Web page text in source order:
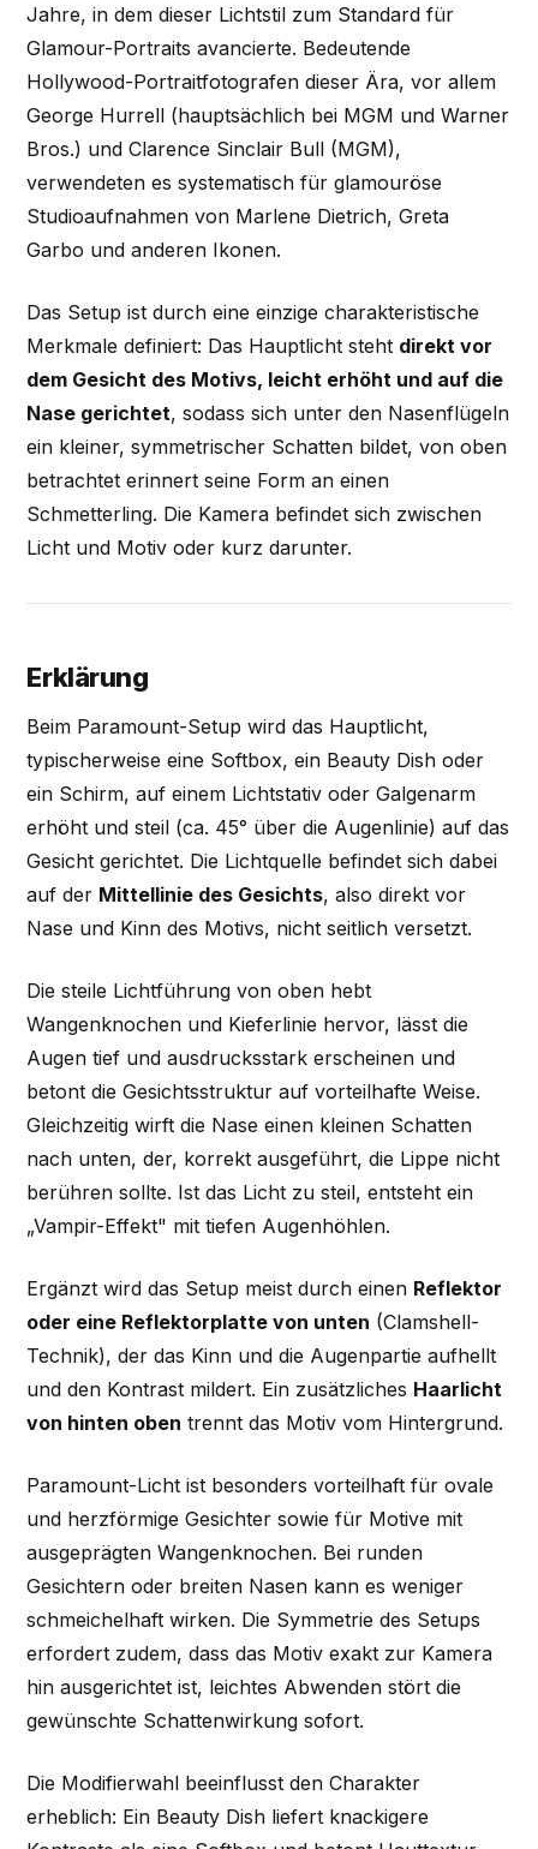
Jahre, in dem dieser Lichtstil zum Standard für
Glamour-Portraits avancierte. Bedeutende
Hollywood-Portraitfotografen dieser Ära, vor allem
George Hurrell (hauptsächlich bei MGM und Warner
Bros.) und Clarence Sinclair Bull (MGM),
verwendeten es systematisch für glamouröse
Studioaufnahmen von Marlene Dietrich, Greta
Garbo und anderen Ikonen.
Das Setup ist durch eine einzige charakteristische
Merkmale definiert: Das Hauptlicht steht direkt vor
dem Gesicht des Motivs, leicht erhöht und auf die
Nase gerichtet, sodass sich unter den Nasenflügeln
ein kleiner, symmetrischer Schatten bildet, von oben
betrachtet erinnert seine Form an einen
Schmetterling. Die Kamera befindet sich zwischen
Licht und Motiv oder kurz darunter.
Erklärung
Beim Paramount-Setup wird das Hauptlicht,
typischerweise eine Softbox, ein Beauty Dish oder
ein Schirm, auf einem Lichtstativ oder Galgenarm
erhöht und steil (ca. 45° über die Augenlinie) auf das
Gesicht gerichtet. Die Lichtquelle befindet sich dabei
auf der Mittellinie des Gesichts, also direkt vor
Nase und Kinn des Motivs, nicht seitlich versetzt.
Die steile Lichtführung von oben hebt
Wangenknochen und Kieferlinie hervor, lässt die
Augen tief und ausdrucksstark erscheinen und
betont die Gesichtsstruktur auf vorteilhafte Weise.
Gleichzeitig wirft die Nase einen kleinen Schatten
nach unten, der, korrekt ausgeführt, die Lippe nicht
berühren sollte. Ist das Licht zu steil, entsteht ein
„Vampir-Effekt" mit tiefen Augenhöhlen.
Ergänzt wird das Setup meist durch einen Reflektor
oder eine Reflektorplatte von unten (Clamshell-
Technik), der das Kinn und die Augenpartie aufhellt
und den Kontrast mildert. Ein zusätzliches Haarlicht
von hinten oben trennt das Motiv vom Hintergrund.
Paramount-Licht ist besonders vorteilhaft für ovale
und herzförmige Gesichter sowie für Motive mit
ausgeprägten Wangenknochen. Bei runden
Gesichtern oder breiten Nasen kann es weniger
schmeichelhaft wirken. Die Symmetrie des Setups
erfordert zudem, dass das Motiv exakt zur Kamera
hin ausgerichtet ist, leichtes Abwenden stört die
gewünschte Schattenwirkung sofort.
Die Modifierwahl beeinflusst den Charakter
erheblich: Ein Beauty Dish liefert knackigere